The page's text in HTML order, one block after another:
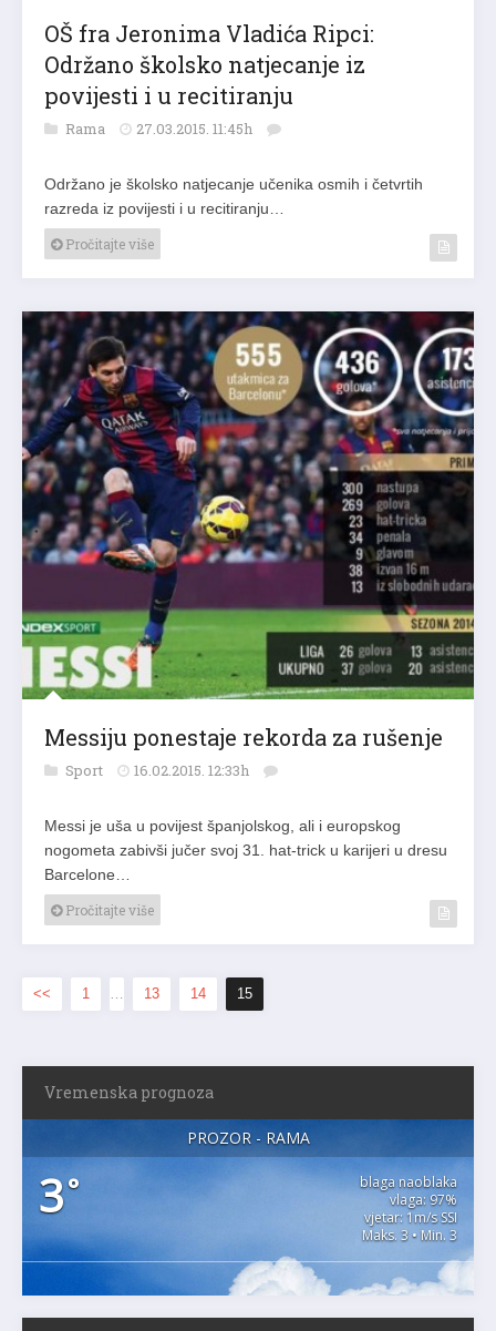
OŠ fra Jeronima Vladića Ripci:
Održano školsko natjecanje iz
povijesti i u recitiranju
Rama 27.03.2015. 11:45h
Održano je školsko natjecanje učenika osmih i četvrtih
razreda iz povijesti i u recitiranju…
Pročitajte više
Messiju ponestaje rekorda za rušenje
Sport 16.02.2015. 12:33h
Messi je uša u povijest španjolskog, ali i europskog
nogometa zabivši jučer svoj 31. hat-trick u karijeri u dresu
Barcelone…
Pročitajte više
<< 1 13 14 15
Vremenska prognoza
PROZOR - RAMA
3°
blaga naoblaka
vlaga: 97%
vjetar: 1m/s SSI
Maks. 3 • Min. 3